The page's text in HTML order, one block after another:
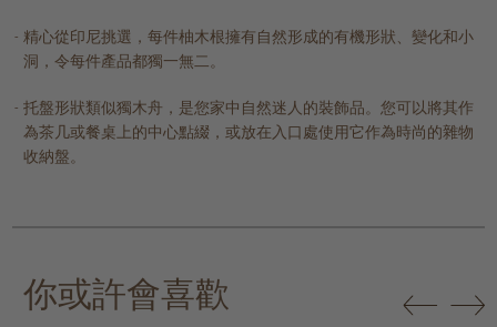
精心從印尼挑選，每件柚木根擁有自然形成的有機形狀、變化和小
洞，令每件產品都獨一無二。
托盤形狀類似獨木舟，是您家中自然迷人的裝飾品。您可以將其作
為茶几或餐桌上的中心點綴，或放在入口處使用它作為時尚的雜物
收納盤。
你或許會喜歡